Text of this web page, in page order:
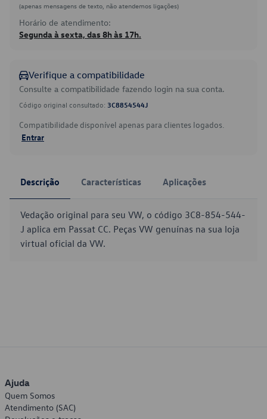
(apenas mensagens de texto, não atendemos ligações)
Horário de atendimento:
Segunda à sexta, das 8h às 17h.
Verifique a compatibilidade
Consulte a compatibilidade fazendo login na sua conta.
Código original consultado: 3C8854544J
Compatibilidade disponível apenas para clientes logados.
Entrar
Descrição Características Aplicações
Vedação original para seu VW, o código 3C8-854-544-
J aplica em Passat CC. Peças VW genuínas na sua loja
virtual oficial da VW.
Ajuda
Quem Somos
Atendimento (SAC)